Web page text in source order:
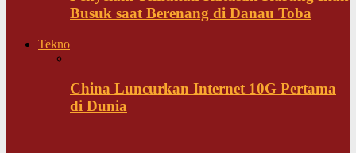
Busuk saat Berenang di Danau Toba
Tekno
China Luncurkan Internet 10G Pertama
di Dunia